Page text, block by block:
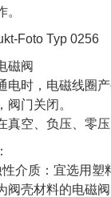
。
磁阀
电时，电磁线圈
阀门关闭。
真空、负压、零
介质：宜选用塑
阀壳材料的电磁